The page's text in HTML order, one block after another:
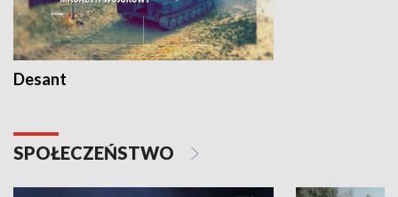
Desant
SPOŁECZEŃSTWO